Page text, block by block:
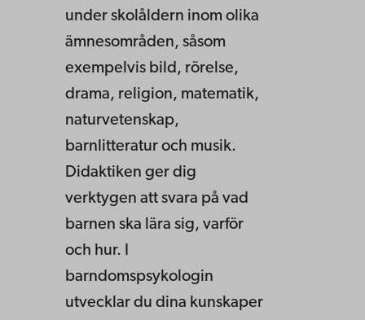
under skolåldern inom olika
ämnesområden, såsom
exempelvis bild, rörelse,
drama, religion, matematik,
naturvetenskap,
barnlitteratur och musik.
Didaktiken ger dig
verktygen att svara på vad
barnen ska lära sig, varför
och hur. I
barndomspsykologin
utvecklar du dina kunskaper